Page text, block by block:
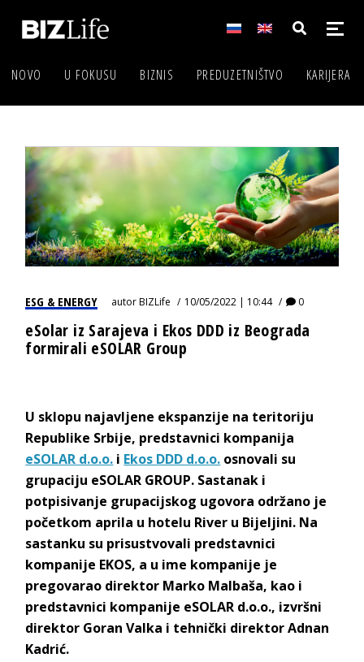
NOVO U FOKUSU BIZNIS PREDUZETNIŠTVO KARIJERA
ESG & ENERGY autorBIZLife 10/05/2022 | 10:44 0
eSolar iz Sarajeva i Ekos DDD iz Beograda
formirali eSOLAR Group
U sklopu najavljene ekspanzije na teritoriju
Republike Srbije, predstavnici kompanija
eSOLAR d.o.o. i Ekos DDD d.o.o. osnovali su
grupaciju eSOLAR GROUP. Sastanak i
potpisivanje grupacijskog ugovora održano je
početkom aprila u hotelu River u Bijeljini. Na
sastanku su prisustvovali predstavnici
kompanije EKOS, a u ime kompanije je
pregovarao direktor Marko Malbaša, kao i
predstavnici kompanije eSOLAR d.o.o., izvršni
direktor Goran Valka i tehnički direktor Adnan
Kadrić.